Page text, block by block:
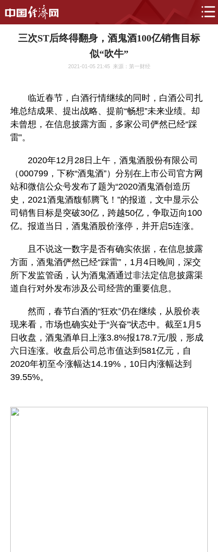
三次ST后终得翻身，酒鬼酒100亿销售目标
似“吹牛”
2021-01-05 21:45 来源：第一财经
临近春节，白酒行情继续的同时，白酒公司扎
堆总结成果、提出战略、提前“畅想”未来业绩。却
未曾想，在信息披露方面，多家公司俨然已经“踩
雷”。
2020年12月28日上午，酒鬼酒股份有限公司
（000799，下称“酒鬼酒”）分别在上市公司官方网
站和微信公众号发布了题为“2020酒鬼酒创造历
史，2021酒鬼酒馥郁腾飞！”的报道，文中显示公
司销售目标是突破30亿，跨越50亿，争取迈向100
亿。报道当日，酒鬼酒股价涨停，并开启5连涨。
且不说这一数字是否有确实依据，在信息披露
方面，酒鬼酒俨然已经“踩雷”，1月4日晚间，深交
所下发监管函，认为酒鬼酒通过非法定信息披露渠
道自行对外发布涉及公司经营的重要信息。
然而，春节白酒的“狂欢”仍在继续，从股价表
现来看，市场也确实处于“兴奋”状态中。截至1月5
日收盘，酒鬼酒单日上涨3.8%报178.7元/股，形成
六日连涨。收盘后公司总市值达到581亿元，自
2020年初至今涨幅达14.19%，10日内涨幅达到
39.55%。